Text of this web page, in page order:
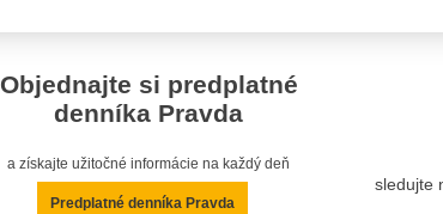
Objednajte si predplatné
denníka Pravda
a získajte užitočné informácie na každý deň
Predplatné denníka Pravda
sledujte